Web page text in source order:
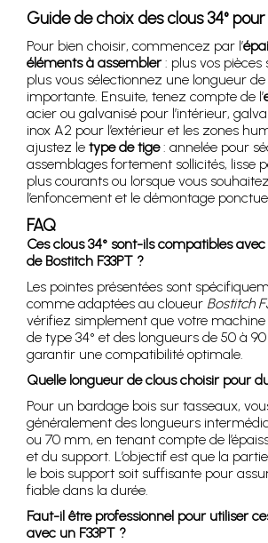
Guide de choix des clous 34°
Pour bien choisir, commencez par l’
éléments à assembler: plus vos pièces
plus vous sélectionnez une longueur
importante. Ensuite, tenez compte de l’
acier ou galvanisé pour l’intérieur,
inox A2 pour l’extérieur et les zones
ajustez le type de tige: annelée pour
assemblages fortement sollicités, lisse
plus courants ou lorsque vous
l’enfoncement et le démontage
FAQ
Ces clous 34° sont-ils compatibles
de Bostitch F33PT ?
Les pointes présentées sont
comme adaptées au cloueur Bostitch
vérifiez simplement que votre machine
de type 34° et des longueurs de 50 à
garantir une compatibilité optimale.
Quelle longueur de clous choisir pour
Pour un bardage bois sur tasseaux,
généralement des longueurs
ou 70 mm, en tenant compte de
et du support. L’objectif est que la
le bois support soit suffisante pour
fiable dans la durée.
Faut-il être professionnel pour utiliser
avec un F33PT ?